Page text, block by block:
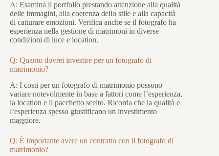
A: Esamina il portfolio prestando attenzione alla qualità
delle immagini, alla coerenza dello stile e alla capacità
di catturare emozioni. Verifica anche se il fotografo ha
esperienza nella gestione di matrimoni in diverse
condizioni di luce e location.
Q: Quanto dovrei investire per un fotografo di
matrimonio?
A: I costi per un fotografo di matrimonio possono
variare notevolmente in base a fattori come l’esperienza,
la location e il pacchetto scelto. Ricorda che la qualità e
l’esperienza spesso giustificano un investimento
maggiore.
Q: È importante avere un contratto con il fotografo di
matrimonio?